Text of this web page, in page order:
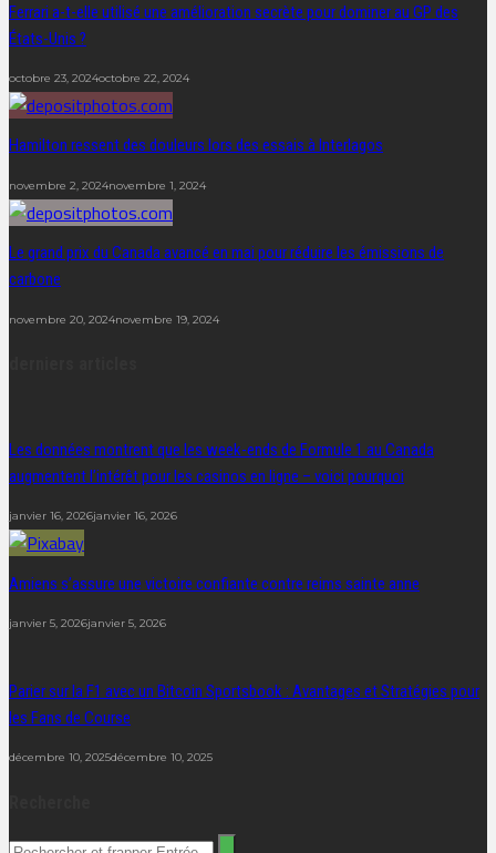
Ferrari a-t-elle utilisé une amélioration secrète pour dominer au GP des
États-Unis ?
octobre 23, 2024octobre 22, 2024
Hamilton ressent des douleurs lors des essais à Interlagos
novembre 2, 2024novembre 1, 2024
Le grand prix du Canada avancé en mai pour réduire les émissions de
carbone
novembre 20, 2024novembre 19, 2024
Les données montrent que les week-ends de Formule 1 au Canada
augmentent l’intérêt pour les casinos en ligne – voici pourquoi
janvier 16, 2026janvier 16, 2026
Amiens s’assure une victoire confiante contre reims sainte anne
janvier 5, 2026janvier 5, 2026
Parier sur la F1 avec un Bitcoin Sportsbook : Avantages et Stratégies pour
les Fans de Course
décembre 10, 2025décembre 10, 2025